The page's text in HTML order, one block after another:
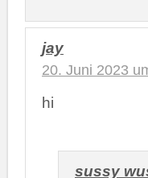
jay
20. Juni 2023
hi
sussy